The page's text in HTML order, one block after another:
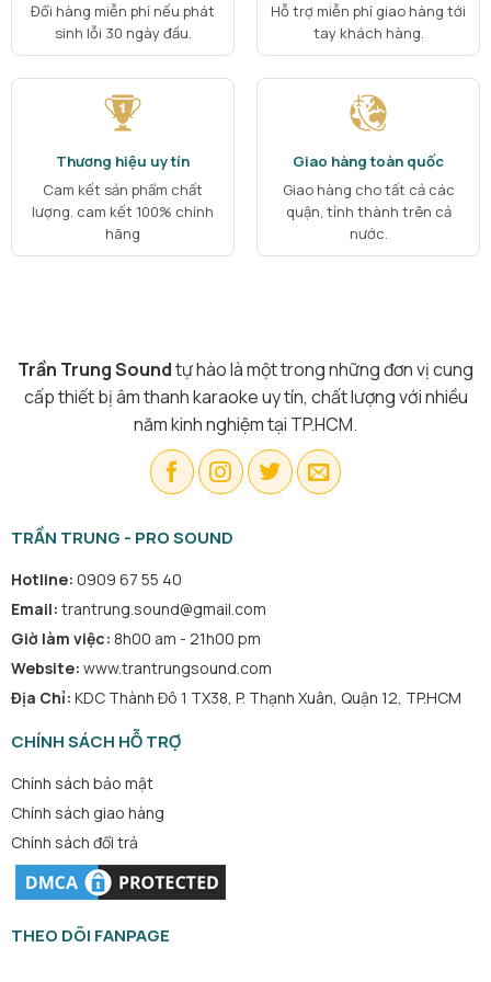
Đổi hàng miễn phí nếu phát
sinh lỗi 30 ngày đầu.
Hỗ trợ miễn phí giao hàng tới
tay khách hàng.
Thương hiệu uy tín
Cam kết sản phẩm chất
lượng. cam kết 100% chính
hãng
Giao hàng toàn quốc
Giao hàng cho tất cả các
quận, tỉnh thành trên cả
nước.
Trần Trung Soundtự hào là một trong những đơn vị cung
cấp thiết bị âm thanh karaoke uy tín, chất lượng với nhiều
năm kinh nghiệm tại TP.HCM.
TRẦN TRUNG - PRO SOUND
Hotline: 0909 67 55 40
Email: trantrung.sound@gmail.com
Giờ làm việc: 8h00 am - 21h00 pm
Website: www.trantrungsound.com
Địa Chỉ: KDC Thành Đô 1 TX38, P. Thạnh Xuân, Quận 12, TP.HCM
CHÍNH SÁCH HỖ TRỢ
Chính sách bảo mật
Chính sách giao hàng
Chính sách đổi trả
THEO DÕI FANPAGE